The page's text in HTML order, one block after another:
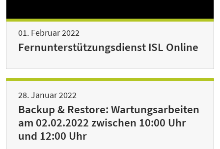
01. Februar 2022
Fernunterstützungsdienst ISL Online
28. Januar 2022
Backup & Restore: Wartungsarbeiten
am 02.02.2022 zwischen 10:00 Uhr
und 12:00 Uhr